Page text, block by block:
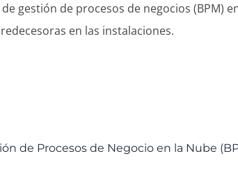
gestión de procesos de negocios (BPM)
en las instalaciones.
de Procesos de Negocio en la Nube